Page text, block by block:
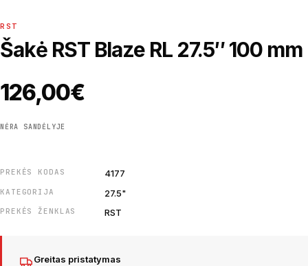
RST
Šakė RST Blaze RL 27.5″ 100 mm
126,00€
NĖRA SANDĖLYJE
PREKĖS KODAS 4177
KATEGORIJA 27.5"
PREKĖS ŽENKLAS RST
Greitas pristatymas